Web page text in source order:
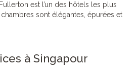
est l’un des hôtels les plus
sont élégantes, épurées et
à Singapour